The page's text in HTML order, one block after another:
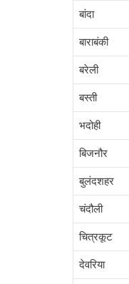
बांदा
बाराबंकी
बरेली
बस्ती
भदोही
बिजनौर
बुलंदशहर
चंदौली
चित्रकूट
देवरिया